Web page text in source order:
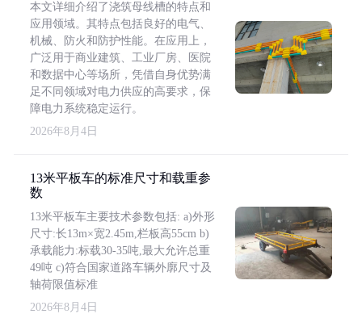
本文详细介绍了浇筑母线槽的特点和
应用领域。其特点包括良好的电气、
机械、防火和防护性能。在应用上，
广泛用于商业建筑、工业厂房、医院
和数据中心等场所，凭借自身优势满
足不同领域对电力供应的高要求，保
障电力系统稳定运行。
2026年8月4日
13米平板车的标准尺寸和载重参
数
13米平板车主要技术参数包括: a)外形
尺寸:长13m×宽2.45m,栏板高55cm b)
承载能力:标载30-35吨,最大允许总重
49吨 c)符合国家道路车辆外廓尺寸及
轴荷限值标准
2026年8月4日